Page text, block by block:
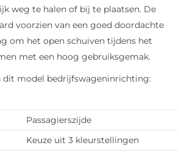
weg te halen of bij te plaatsen. De
voorzien van een goed doordachte
om het open schuiven tijdens het
met een hoog gebruiksgemak.
dit model bedrijfswageninrichting:
Passagierszijde
Keuze uit 3 kleurstellingen